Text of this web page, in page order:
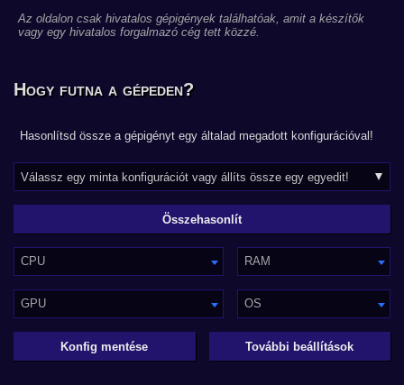
Az oldalon csak hivatalos gépigények találhatóak, amit a készítők
vagy egy hivatalos forgalmazó cég tett közzé.
Hogy futna a gépeden?
Hasonlítsd össze a gépigényt egy általad megadott konfigurációval!
CPU RAM
GPU OS
Konfig mentése További beállítások